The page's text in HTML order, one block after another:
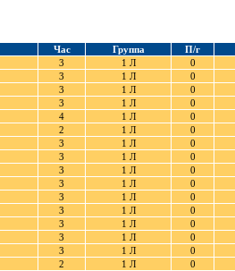
Час Группа
П/г
3 1 Л
0
3 1 Л
0
3 1 Л
0
3 1 Л
0
4 1 Л
0
2 1 Л
0
3 1 Л
0
3 1 Л
0
3 1 Л
0
3 1 Л
0
3 1 Л
0
3 1 Л
0
3 1 Л
0
3 1 Л
0
3 1 Л
0
2 1 Л
0